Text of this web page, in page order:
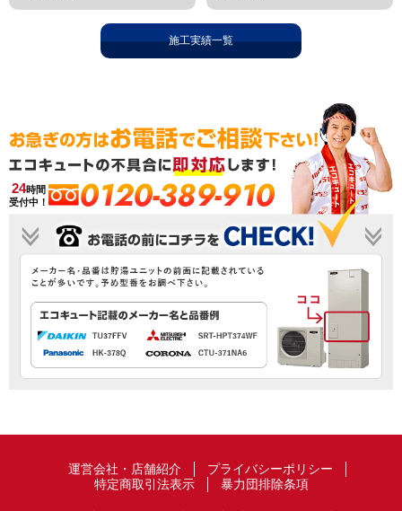
施工実績一覧
24時間
受付中！
0120-389-910
運営会社・店舗紹介
プライバシーポリシー
特定商取引法表示
暴力団排除条項